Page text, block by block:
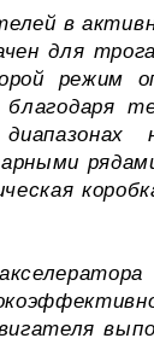
в
для
режим